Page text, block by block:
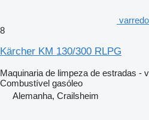
8
Kärcher KM 130/300 RLPG
Maquinaria de limpeza de estradas -
Combustível gasóleo
Alemanha, Crailsheim